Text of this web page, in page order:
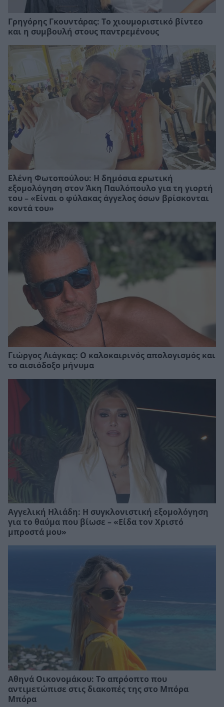
Γρηγόρης Γκουντάρας: Το χιουμοριστικό βίντεο
και η συμβουλή στους παντρεμένους
Ελένη Φωτοπούλου: Η δημόσια ερωτική
εξομολόγηση στον Άκη Παυλόπουλο για τη γιορτή
του – «Είναι ο φύλακας άγγελος όσων βρίσκονται
κοντά του»
Γιώργος Λιάγκας: Ο καλοκαιρινός απολογισμός και
το αισιόδοξο μήνυμα
Αγγελική Ηλιάδη: Η συγκλονιστική εξομολόγηση
για το θαύμα που βίωσε – «Είδα τον Χριστό
μπροστά μου»
Αθηνά Οικονομάκου: Το απρόοπτο που
αντιμετώπισε στις διακοπές της στο Μπόρα
Μπόρα